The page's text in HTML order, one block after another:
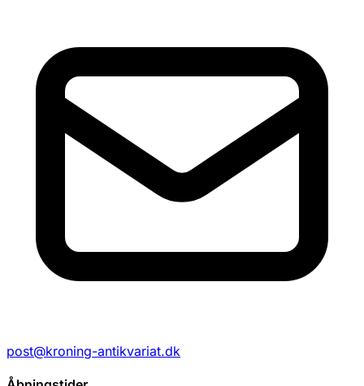
post@kroning-antikvariat.dk